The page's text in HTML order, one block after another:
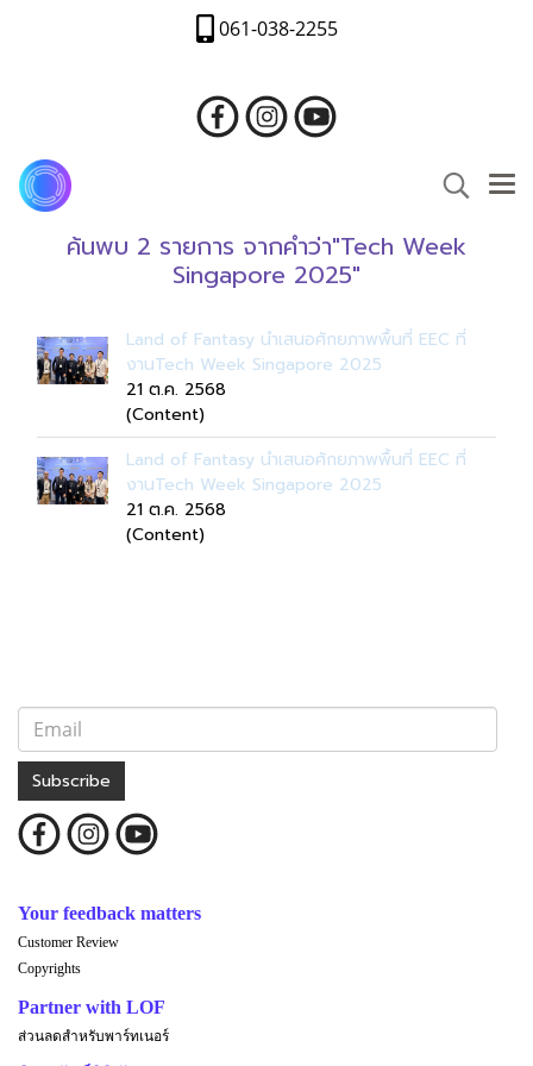
061-038-2255
ค้นพบ 2 รายการ จากคำว่า"Tech Week
Singapore 2025"
Land of Fantasy นำเสนอศักยภาพพื้นที่ EEC ที่
งานTech Week Singapore 2025
21 ต.ค. 2568
(Content)
Land of Fantasy นำเสนอศักยภาพพื้นที่ EEC ที่
งานTech Week Singapore 2025
21 ต.ค. 2568
(Content)
Subscribe
Your feedback matters
Customer Review
Copyrights
Partner with LOF
ส่วนลดสำหรับพาร์ทเนอร์